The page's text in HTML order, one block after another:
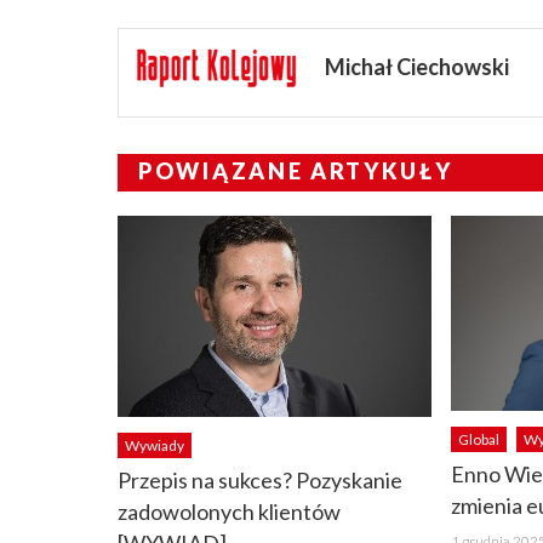
Michał Ciechowski
POWIĄZANE ARTYKUŁY
Wywiady
Przepis na sukces? Pozyskanie
zadowolonych klientów
Global
Enno
zmienia
Posted